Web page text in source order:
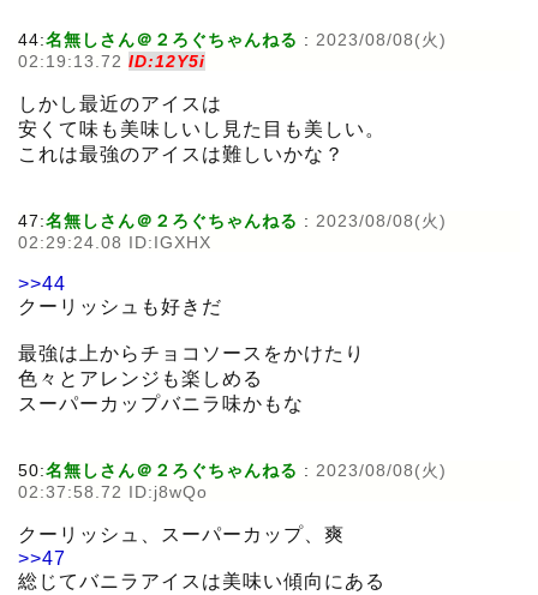
44:名無しさん＠２ろぐちゃんねる : 2023/08/08(火)
02:19:13.72 ID:12Y5i
しかし最近のアイスは
安くて味も美味しいし見た目も美しい。
これは最強のアイスは難しいかな？
47:名無しさん＠２ろぐちゃんねる : 2023/08/08(火)
02:29:24.08 ID:IGXHX
>>44
クーリッシュも好きだ
最強は上からチョコソースをかけたり
色々とアレンジも楽しめる
スーパーカップバニラ味かもな
50:名無しさん＠２ろぐちゃんねる : 2023/08/08(火)
02:37:58.72 ID:j8wQo
クーリッシュ、スーパーカップ、爽
>>47
総じてバニラアイスは美味い傾向にある